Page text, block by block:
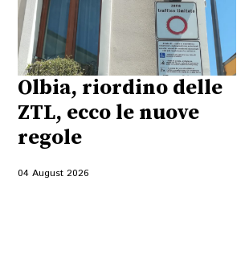
Olbia, riordino delle
ZTL, ecco le nuove
regole
04 August 2026